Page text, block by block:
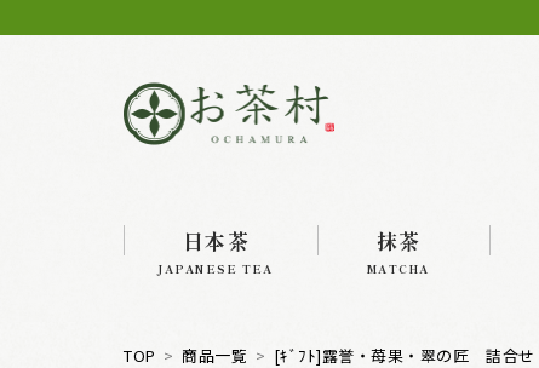
日本茶
JAPANESE TEA
抹茶
MATCHA
TOP 商品一覧 [ｷﾞﾌﾄ]露誉・苺果・翠の匠 詰合せ